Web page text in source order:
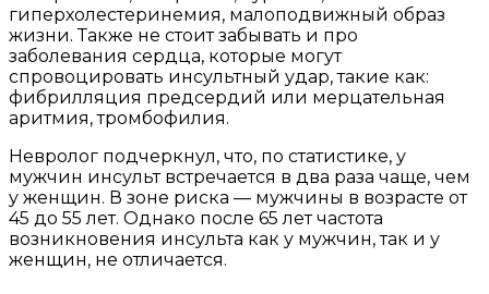
гиперхолестеринемия, малоподвижный образ
жизни. Также не стоит забывать и про
заболевания сердца, которые могут
спровоцировать инсультный удар, такие как:
фибрилляция предсердий или мерцательная
аритмия, тромбофилия.
Невролог подчеркнул, что, по статистике, у
мужчин инсульт встречается в два раза чаще, чем
у женщин. В зоне риска — мужчины в возрасте от
45 до 55 лет. Однако после 65 лет частота
возникновения инсульта как у мужчин, так и у
женщин, не отличается.